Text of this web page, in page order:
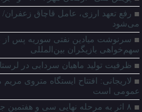
رفع تعهد ارزی، عامل قاچاق
می‌شود
سرنوشت میادین نفتی سوریه پس
سهم‌خواهی بازیگران بین‌المللی
ظرفیت تولید ماهیان سردابی در لرستان به ۵۰ هزار
لاریجانی: افتتاح ایستگاه متروی
عمومی است
۸ اثر به مرحله نهایی سی‌ و هفتمین جشنواره تئاتر گیلان راه یافت